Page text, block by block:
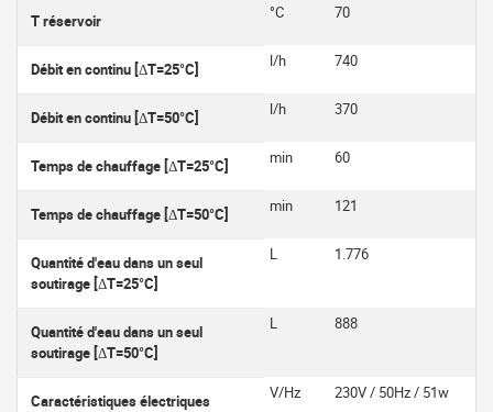
T réservoir °C 70
Débit en continu [ΔT=25°C] l/h 740
Débit en continu [ΔT=50°C] l/h 370
Temps de chauffage [ΔT=25°C] min 60
Temps de chauffage [ΔT=50°C] min 121
Quantité d'eau dans un seul
soutirage [ΔT=25°C]
L 1.776
Quantité d'eau dans un seul
soutirage [ΔT=50°C]
L 888
Caractéristiques électriques V/Hz 230V / 50Hz / 51w